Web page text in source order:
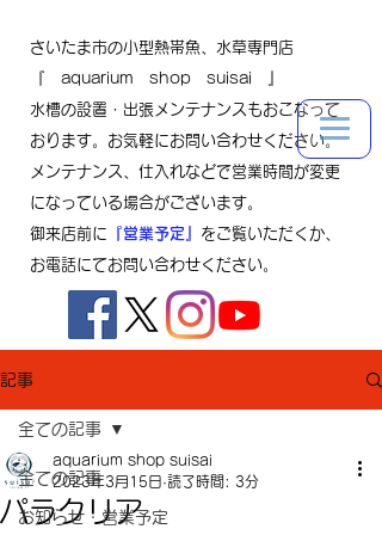
さいたま市の小型熱帯魚、水草専門店
『 aquarium shop suisai 』
水槽の設置・出張メンテナンスもおこなって
おります。お気軽にお問い合わせください。
メンテナンス、仕入れなどで営業時間が変更
になっている場合がございます。
御来店前に 『営業予定』 をご覧いただくか、
お電話にてお問い合わせください。
記事
全ての記事
お知らせ・営業予定
全ての記事
パラクリア
aquarium shop suisai
2023年3月15日 読了時間: 3分